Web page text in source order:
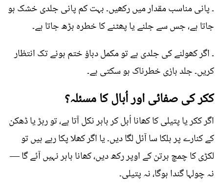
۔ پانی مناسب مقدار میں رکھیں۔ بہت کم پانی جلدی خشک ہو
جاتا ہے، جس سے جلنے یا پھٹنے کا خطرہ بڑھ جاتا ہے۔
۔ اگر کھولنے کی جلدی ہے تو مکمل دباؤ ختم ہونے تک انتظار
کریں۔ جلد بازی خطرناک ہو سکتی ہے۔
ککر کی صفائی اور اُبال کا مسئلہ؟
اگر ککر یا پتیلی کا کھانا اُبل کر باہر نکل آتا ہے، تو ربڑ یا ڈھکن
کے کنارے پر ہلکا سا آئل لگا دیں۔ یا اگر کھلا پکا رہے ہیں تو
لکڑی کا چمچ برتن کے اوپر رکھ دیں، کھانا باہر نہیں آئے گا —
نہ چولہا گندا ہوگا، نہ پتیلی۔